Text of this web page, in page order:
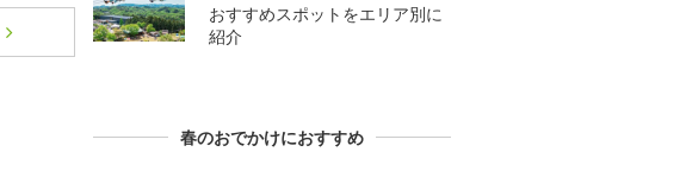
おすすめスポットをエリア別に
紹介
春のおでかけにおすすめ